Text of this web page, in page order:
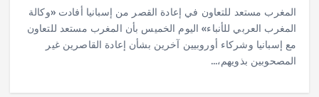
المغرب مستعد للتعاون في إعادة القصر من إسبانيا أفادت «وكالة
المغرب العربي للأنباء» اليوم الخميس بأن المغرب مستعد للتعاون
مع إسبانيا وشركاء أوروبيين آخرين بشأن إعادة القاصرين غير
المصحوبين بذويهم،…